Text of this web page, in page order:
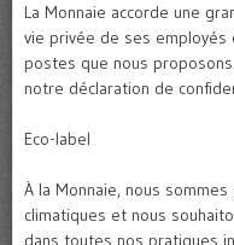
La Monnaie accorde une
vie privée de ses employés
postes que nous
notre déclaration de
Eco-label
À la Monnaie, nous
climatiques et nous
dans toutes nos pratiques